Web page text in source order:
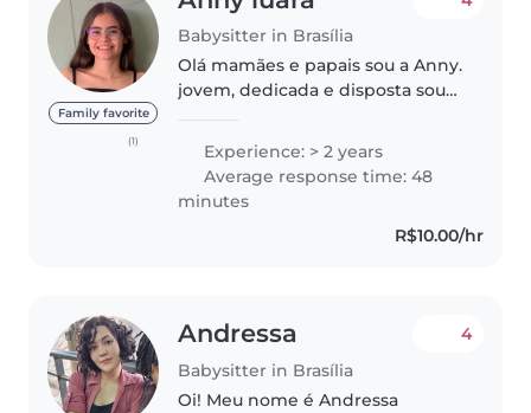
Family favorite
(1)
Babysitter in Brasília
Olá mamães e papais sou a Anny.
jovem, dedicada e disposta sou
de eventos e baba noturna.
procuro trabalho para completar
minha renda (já sou babá aos..
Experience: > 2 years
Average response time: 48
minutes
R$10.00/hr
Andressa
Babysitter in Brasília
4
Oi! Meu nome é Andressa